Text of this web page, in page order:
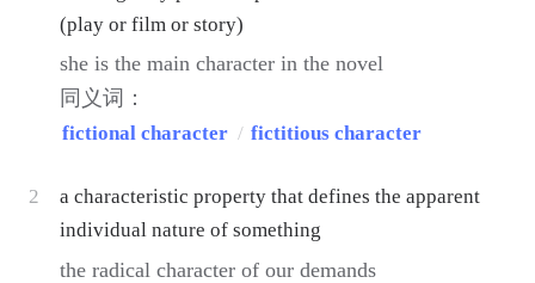
(play or film or story)
she is the main character in the novel
同义词：
fictional character / fictitious character
2
a characteristic property that defines the apparent
individual nature of something
the radical character of our demands